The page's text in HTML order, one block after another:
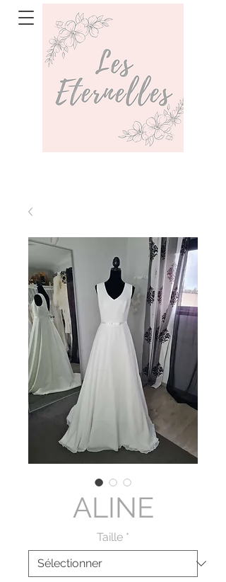
ALINE
Taille *